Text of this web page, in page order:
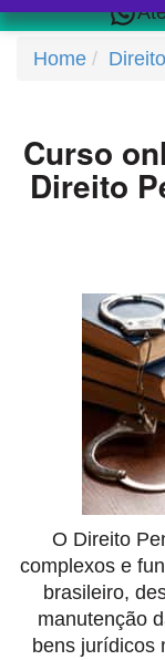
Home Direito
Curso
Direito
O Direito
complexos e
brasileiro,
manutenção
bens jurídicos